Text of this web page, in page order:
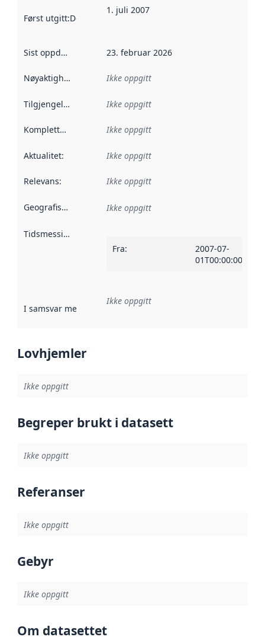
Først utgitt:Denne datoen sier når dataene i dette
1. juli 2007
Sist oppdatert 23. februar 2026
Nøyaktighet Ikke oppgitt
Tilgjengelighet Ikke oppgitt
Kompletthet Ikke oppgitt
Aktualitet: Ikke oppgitt
Relevans: Ikke oppgitt
Geografisk avgrensning :
Ikke oppgitt
Tidsmessig avgrensning
Fra:
2007-07-
01T00:00:00Z
I samsvar med Referanse til en implementasjonsregel
Ikke oppgitt
Lovhjemler
Ikke oppgitt
Begreper brukt i datasett
Ikke oppgitt
Referanser
Ikke oppgitt
Gebyr
Ikke oppgitt
Om datasettet